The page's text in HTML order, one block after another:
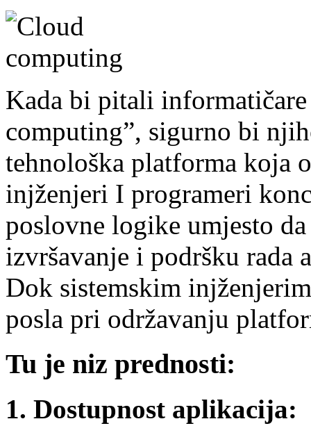
Kada bi pitali
computing”, sigurno bi
tehnološka platforma koja
injženjeri I programeri
poslovne logike umjesto
izvršavanje i podršku rada
Dok sistemskim
posla pri održavanju
Tu je niz prednosti:
1. Dostupnost aplikacija: